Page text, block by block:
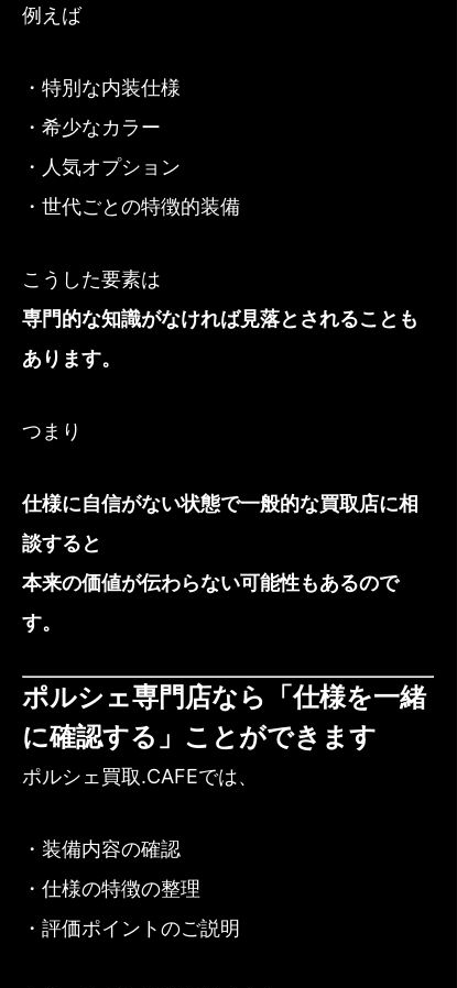
例えば
・特別な内装仕様
・希少なカラー
・人気オプション
・世代ごとの特徴的装備
こうした要素は
専門的な知識がなければ見落とされることも
あります。
つまり
仕様に自信がない状態で一般的な買取店に相
談すると
本来の価値が伝わらない可能性もあるので
す。
ポルシェ専門店なら「仕様を一緒
に確認する」ことができます
ポルシェ買取.CAFEでは、
・装備内容の確認
・仕様の特徴の整理
・評価ポイントのご説明